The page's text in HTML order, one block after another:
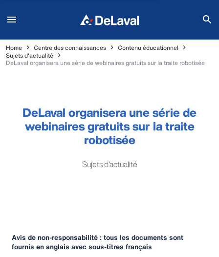
Home Centre des connaissances
Contenu éducationnel
Sujets d'actualité
DeLaval organisera une série de webinaires gratuits sur la traite robotisée
DeLaval organisera une série de
webinaires gratuits sur la traite
robotisée
Sujets d'actualité
Avis de non-responsabilité : tous les documents sont
fournis en anglais avec sous-titres français